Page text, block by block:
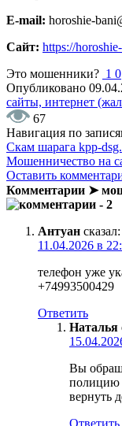
E-mail: horoshie-
Сайт: https://
Это мошенники? 1 0
Опубликовано
сайты, интернет
67
Навигация по
Скам шарага kpp-
Мошенничество на
Оставить
Комментарии ➤
- 2
Антуан сказал:
11.04.2026 в
телефон уже
+74993500429
Ответить
Наталья
Вы
полицию
вернуть
Ответить